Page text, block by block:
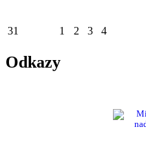
31
1 2 3 4
Odkazy